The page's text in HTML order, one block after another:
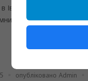
Івано-Франківському
ТГ — площа 1...
опублікованоAdmin